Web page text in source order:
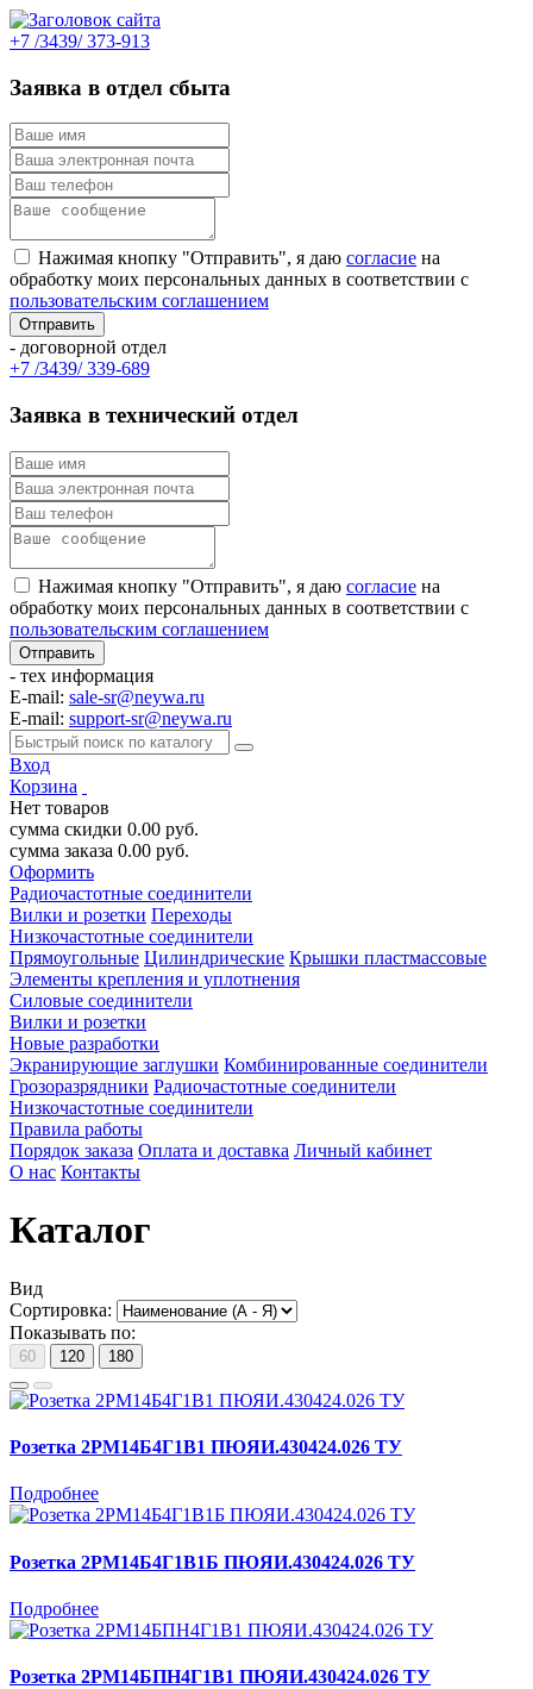
+7 /3439/ 373-913
Заявка в отдел сбыта
Нажимая кнопку "Отправить", я даю согласие на
обработку моих персональных данных в соответствии с
пользовательским соглашением
- договорной отдел
+7 /3439/ 339-689
Заявка в технический отдел
Нажимая кнопку "Отправить", я даю согласие на
обработку моих персональных данных в соответствии с
пользовательским соглашением
- тех информация
E-mail: sale-sr@neywa.ru
E-mail: support-sr@neywa.ru
Вход
Корзина
Нет товаров
сумма скидки 0.00 руб.
сумма заказа 0.00 руб.
Оформить
Радиочастотные соединители
Вилки и розетки Переходы
Низкочастотные соединители
Прямоугольные Цилиндрические Крышки пластмассовые
Элементы крепления и уплотнения
Силовые соединители
Вилки и розетки
Новые разработки
Экранирующие заглушки Комбинированные соединители
Грозоразрядники Радиочастотные соединители
Низкочастотные соединители
Правила работы
Порядок заказа Оплата и доставка Личный кабинет
О нас Контакты
Каталог
Вид
Сортировка:
Показывать по:
60 120 180
Розетка 2РМ14Б4Г1В1 ПЮЯИ.430424.026 ТУ
Подробнее
Розетка 2РМ14Б4Г1В1Б ПЮЯИ.430424.026 ТУ
Подробнее
Розетка 2РМ14БПН4Г1В1 ПЮЯИ.430424.026 ТУ